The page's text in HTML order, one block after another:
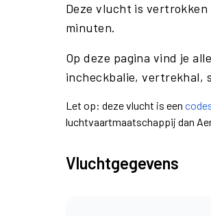
Deze vlucht is vertrokken
minuten.
Op deze pagina vind je
incheckbalie, vertrekhal,
Let op: deze vlucht is een
luchtvaartmaatschappij dan
Vluchtgegevens